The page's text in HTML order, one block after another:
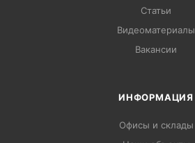
Статьи
Видеоматериалы
Вакансии
ИНФОРМАЦИЯ
Офисы и склады